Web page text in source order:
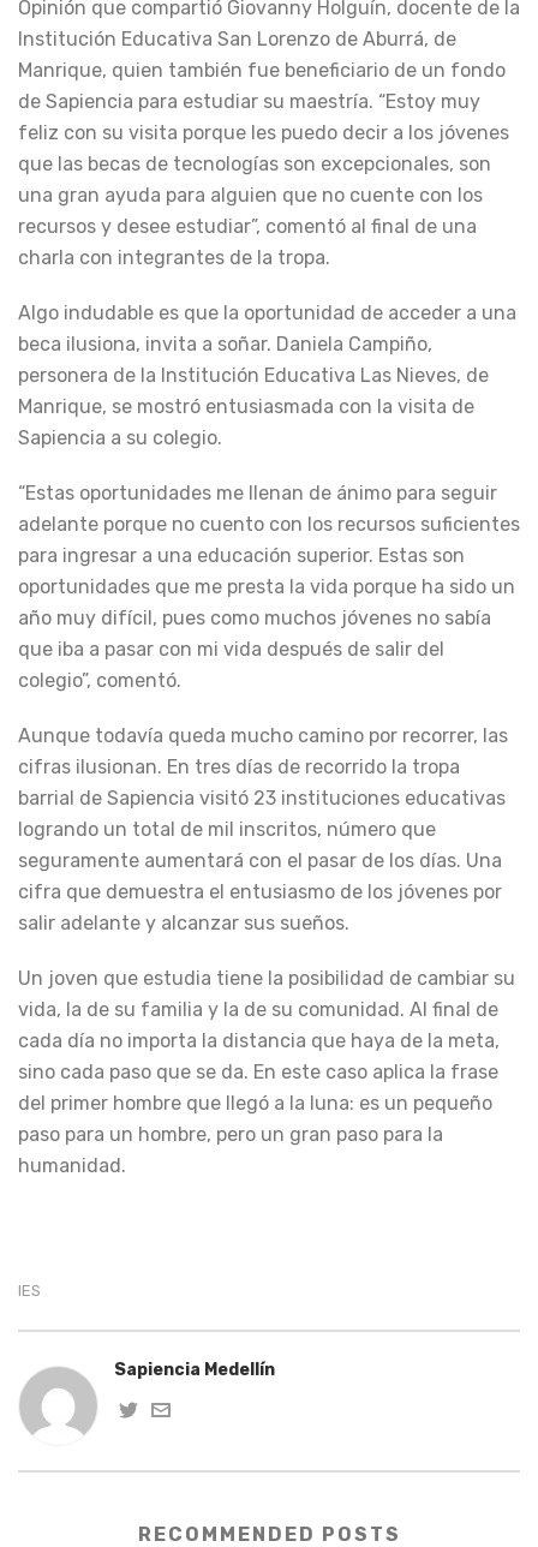
Opinión que compartió Giovanny Holguín, docente de la
Institución Educativa San Lorenzo de Aburrá, de
Manrique, quien también fue beneficiario de un fondo
de Sapiencia para estudiar su maestría. “Estoy muy
feliz con su visita porque les puedo decir a los jóvenes
que las becas de tecnologías son excepcionales, son
una gran ayuda para alguien que no cuente con los
recursos y desee estudiar”, comentó al final de una
charla con integrantes de la tropa.
Algo indudable es que la oportunidad de acceder a una
beca ilusiona, invita a soñar. Daniela Campiño,
personera de la Institución Educativa Las Nieves, de
Manrique, se mostró entusiasmada con la visita de
Sapiencia a su colegio.
“Estas oportunidades me llenan de ánimo para seguir
adelante porque no cuento con los recursos suficientes
para ingresar a una educación superior. Estas son
oportunidades que me presta la vida porque ha sido un
año muy difícil, pues como muchos jóvenes no sabía
que iba a pasar con mi vida después de salir del
colegio”, comentó.
Aunque todavía queda mucho camino por recorrer, las
cifras ilusionan. En tres días de recorrido la tropa
barrial de Sapiencia visitó 23 instituciones educativas
logrando un total de mil inscritos, número que
seguramente aumentará con el pasar de los días. Una
cifra que demuestra el entusiasmo de los jóvenes por
salir adelante y alcanzar sus sueños.
Un joven que estudia tiene la posibilidad de cambiar su
vida, la de su familia y la de su comunidad. Al final de
cada día no importa la distancia que haya de la meta,
sino cada paso que se da. En este caso aplica la frase
del primer hombre que llegó a la luna: es un pequeño
paso para un hombre, pero un gran paso para la
humanidad.
IES
Sapiencia Medellín
RECOMMENDED POSTS